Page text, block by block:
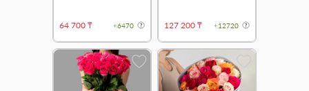
64 700 ₸ +6470 127 200 ₸ +12720